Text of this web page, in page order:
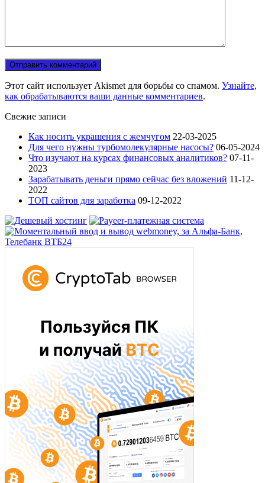
Этот сайт использует Akismet для борьбы со спамом. Узнайте,
как обрабатываются ваши данные комментариев.
Свежие записи
Как носить украшения с жемчугом 22-03-2025
Для чего нужны турбомолекулярные насосы? 06-05-2024
Что изучают на курсах финансовых аналитиков? 07-11-
2023
Зарабатывать деньги прямо сейчас без вложений 11-12-
2022
ТОП сайтов для заработка 09-12-2022